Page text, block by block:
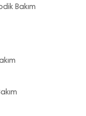
Bakım